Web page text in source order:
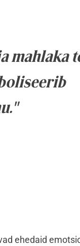
mahlaka
ehedaid